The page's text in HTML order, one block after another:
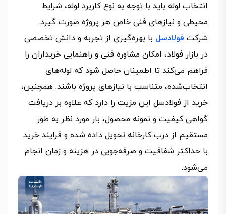
انتخاب لوله باید با توجه به نوع کاربرد لوله، شرایط
محیطی و نیازهای فنی خاص هر پروژه صورت گیرد.
شرکت فولادسل با بهره‌گیری از تجربه و دانش تخصصی
در بازار فولاد، امکان مشاوره فنی و راهنمایی خریداران را
فراهم می‌کند تا اطمینان حاصل شود که لوله‌های
انتخاب‌شده، متناسب با نیازهای پروژه باشند. همچنین،
خرید از فولادسل این مزیت را دارد که علاوه بر دریافت
گواهی کیفیت و نمونه محصول، بار مورد نظر به طور
مستقیم از درب کارخانه تحویل داده شده و فرایند خرید
با حداکثر شفافیت و صرفه‌جویی در هزینه و زمان انجام
می‌شود.